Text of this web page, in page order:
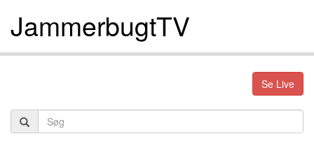
JammerbugtTV
Se Live